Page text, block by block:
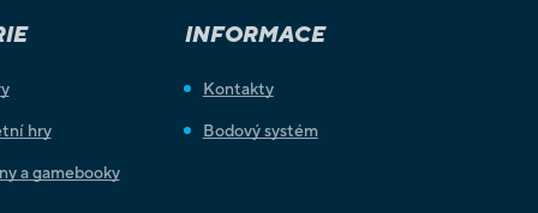
hry
a gamebooky
INFORMACE
Kontakty
Bodový systém